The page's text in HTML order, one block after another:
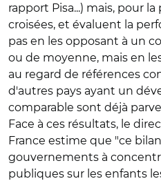
rapport Pisa...) mais, pour
croisées, et évaluent la
pas en les opposant à un
ou de moyenne, mais en
au regard de références
d'autres pays ayant un
comparable sont déjà
Face à ces résultats, le
France estime que "ce
gouvernements à
publiques sur les enfants